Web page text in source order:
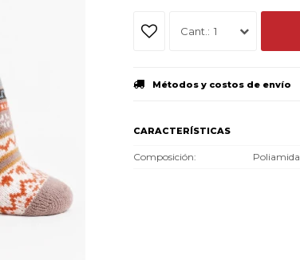
1
Métodos y costos de envío
CARACTERÍSTICAS
Composición Poliamida